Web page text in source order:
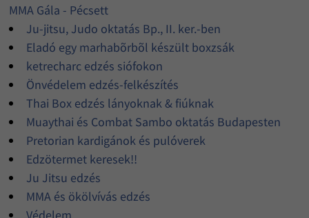
MMA Gála - Pécsett
Ju-jitsu, Judo oktatás Bp., II. ker.-ben
Eladó egy marhabõrbõl készült boxzsák
ketrecharc edzés siófokon
Önvédelem edzés-felkészítés
Thai Box edzés lányoknak & fiúknak
Muaythai és Combat Sambo oktatás Budapesten
Pretorian kardigánok és pulóverek
Edzötermet keresek!!
Ju Jitsu edzés
MMA és ökölvívás edzés